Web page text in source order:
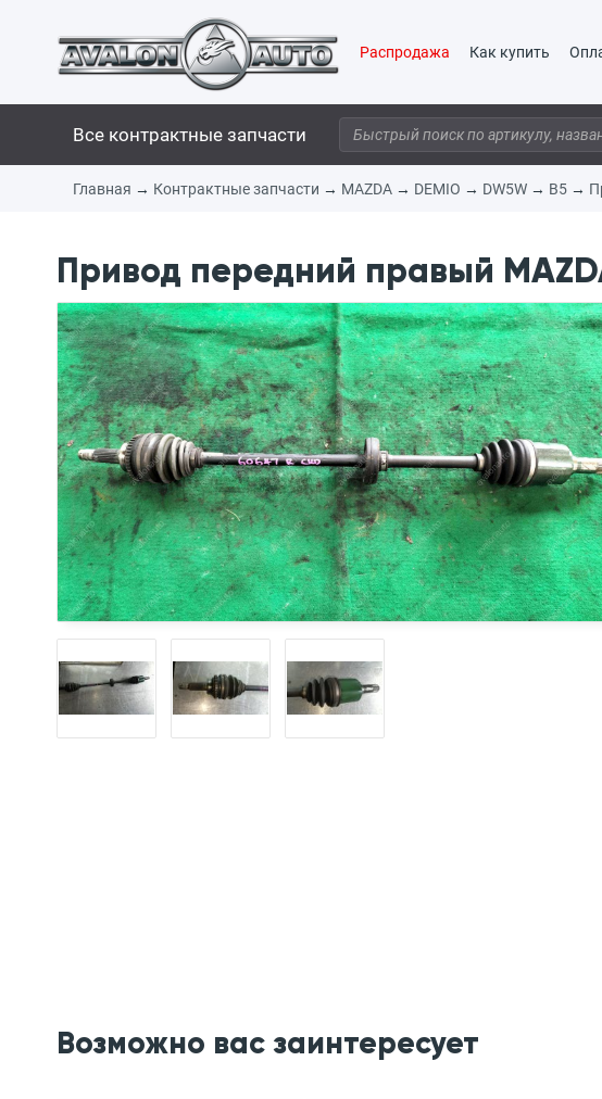
Распродажа Как купить
Все контрактные запчасти
Главная → Контрактные запчасти → MAZDA → DEMIO → DW5W → B5 →
Привод передний правый
Возможно вас заинтересует